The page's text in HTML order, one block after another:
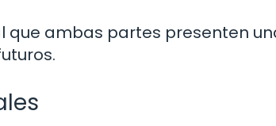
que ambas partes presenten